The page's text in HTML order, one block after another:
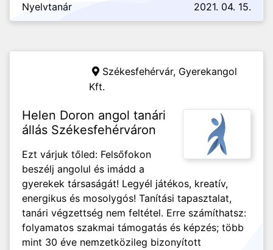
Nyelvtanár 2021. 04. 15.
Székesfehérvár, Gyerekangol
Kft.
Helen Doron angol tanári
állás Székesfehérváron
Ezt várjuk tőled: Felsőfokon
beszélj angolul és imádd a
gyerekek társaságát! Legyél játékos, kreatív,
energikus és mosolygós! Tanítási tapasztalat,
tanári végzettség nem feltétel. Erre számíthatsz:
folyamatos szakmai támogatás és képzés; több
mint 30 éve nemzetközileg bizonyított